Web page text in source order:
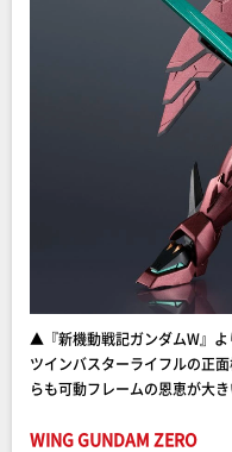
▲『新機動戦記ガンダムW』よ
ツインバスターライフルの正
らも可動フレームの恩恵が大
WING GUNDAM ZERO